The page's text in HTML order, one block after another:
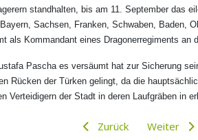
standhalten, bis am 11. September das
Sachsen, Franken, Schwaben, Baden,
als Kommandant eines Dragonerregiments an
Pascha es versäumt hat zur Sicherung
Rücken der Türken gelingt, da die
Verteidigern der Stadt in deren Laufgräben in
Zurück Weiter